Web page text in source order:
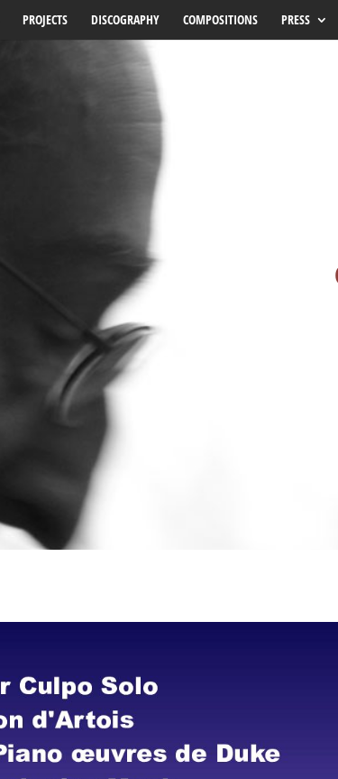
PROJECTS DISCOGRAPHY COMPOSITIONS PRESS